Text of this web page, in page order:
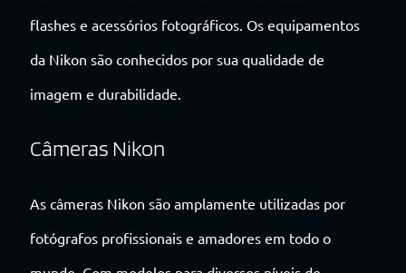
flashes e acessórios fotográficos. Os equipamentos
da Nikon são conhecidos por sua qualidade de
imagem e durabilidade.
Câmeras Nikon
As câmeras Nikon são amplamente utilizadas por
fotógrafos profissionais e amadores em todo o